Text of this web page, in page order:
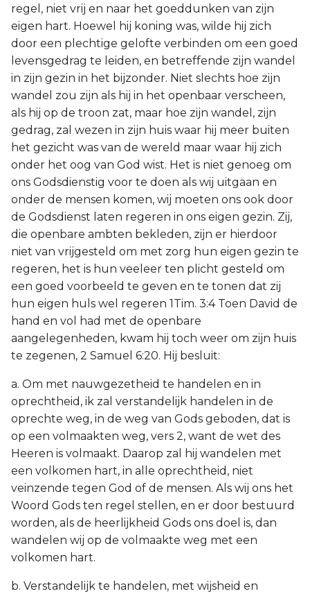
regel, niet vrij en naar het goeddunken van zijn
eigen hart. Hoewel hij koning was, wilde hij zich
door een plechtige gelofte verbinden om een goed
levensgedrag te leiden, en betreffende zijn wandel
in zijn gezin in het bijzonder. Niet slechts hoe zijn
wandel zou zijn als hij in het openbaar verscheen,
als hij op de troon zat, maar hoe zijn wandel, zijn
gedrag, zal wezen in zijn huis waar hij meer buiten
het gezicht was van de wereld maar waar hij zich
onder het oog van God wist. Het is niet genoeg om
ons Godsdienstig voor te doen als wij uitgaan en
onder de mensen komen, wij moeten ons ook door
de Godsdienst laten regeren in ons eigen gezin. Zij,
die openbare ambten bekleden, zijn er hierdoor
niet van vrijgesteld om met zorg hun eigen gezin te
regeren, het is hun veeleer ten plicht gesteld om
een goed voorbeeld te geven en te tonen dat zij
hun eigen huls wel regeren 1Tim. 3:4 Toen David de
hand en vol had met de openbare
aangelegenheden, kwam hij toch weer om zijn huis
te zegenen, 2 Samuel 6:20. Hij besluit:
a. Om met nauwgezetheid te handelen en in
oprechtheid, ik zal verstandelijk handelen in de
oprechte weg, in de weg van Gods geboden, dat is
op een volmaakten weg, vers 2, want de wet des
Heeren is volmaakt. Daarop zal hij wandelen met
een volkomen hart, in alle oprechtheid, niet
veinzende tegen God of de mensen. Als wij ons het
Woord Gods ten regel stellen, en er door bestuurd
worden, als de heerlijkheid Gods ons doel is, dan
wandelen wij op de volmaakte weg met een
volkomen hart.
b. Verstandelijk te handelen, met wijsheid en